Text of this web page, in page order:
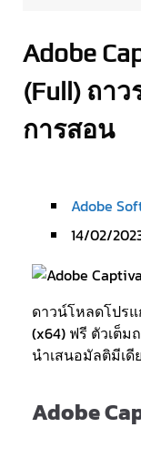
Adobe
(Full) ถา
การสอน
Adobe
14/02/
ดาวน์โหลดโปรแ
(x64) ฟรี ตัวเต็ม
นำเสนอมัลติมีเ
Adobe